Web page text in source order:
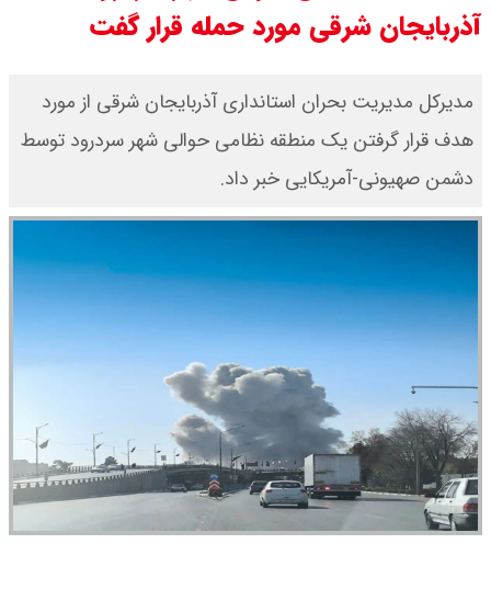
آذربایجان شرقی مورد حمله قرار گفت
مدیرکل مدیریت بحران استانداری آذربایجان شرقی از مورد
هدف قرار گرفتن یک منطقه نظامی حوالی شهر سردرود توسط
دشمن صهیونی-آمریکایی خبر داد.